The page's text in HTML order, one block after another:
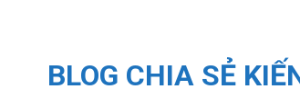
BLOG CHIA SẺ